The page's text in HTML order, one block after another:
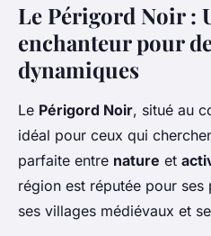
Le Périgord Noir :
enchanteur pour
dynamiques
Le Périgord Noir, situé au
idéal pour ceux qui
parfaite entre nature et
région est réputée pour ses
ses villages médiévaux et